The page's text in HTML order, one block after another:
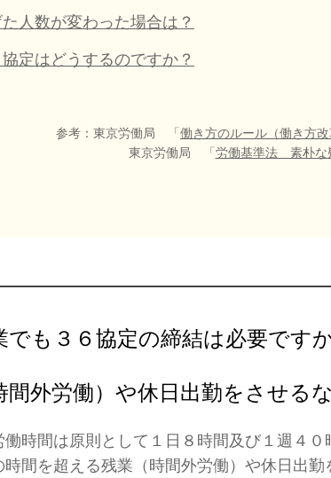
人数が変わった場合は？
定はどうするのですか？
参考：東京労働局 「 働き方のルール（働き方
東京労働局 「 労働基準法 素朴な
でも３６協定の締結は必要です
間外労働）や休日出勤をさせる
時間は原則として１日８時間及び１週４
間を超える残業（時間外労働）や休日出